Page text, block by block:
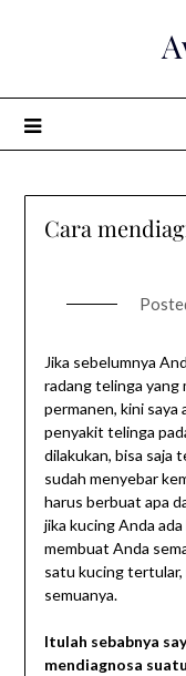
Cara
Jika sebelumnya
radang telinga yang
permanen, kini saya
penyakit telinga
dilakukan, bisa saja
sudah menyebar
harus berbuat apa
jika kucing Anda
membuat Anda
satu kucing
semuanya.
Itulah sebabnya
mendiagnosa